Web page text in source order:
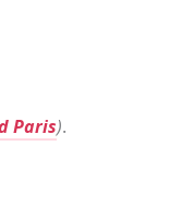
Paris).